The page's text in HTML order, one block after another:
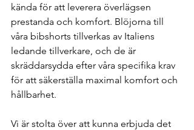
kända för att leverera överlägsen
prestanda och komfort. Blöjorna till
våra bibshorts tillverkas av Italiens
ledande tillverkare, och de är
skräddarsydda efter våra specifika krav
för att säkerställa maximal komfort och
hållbarhet.
Vi är stolta över att kunna erbjuda det